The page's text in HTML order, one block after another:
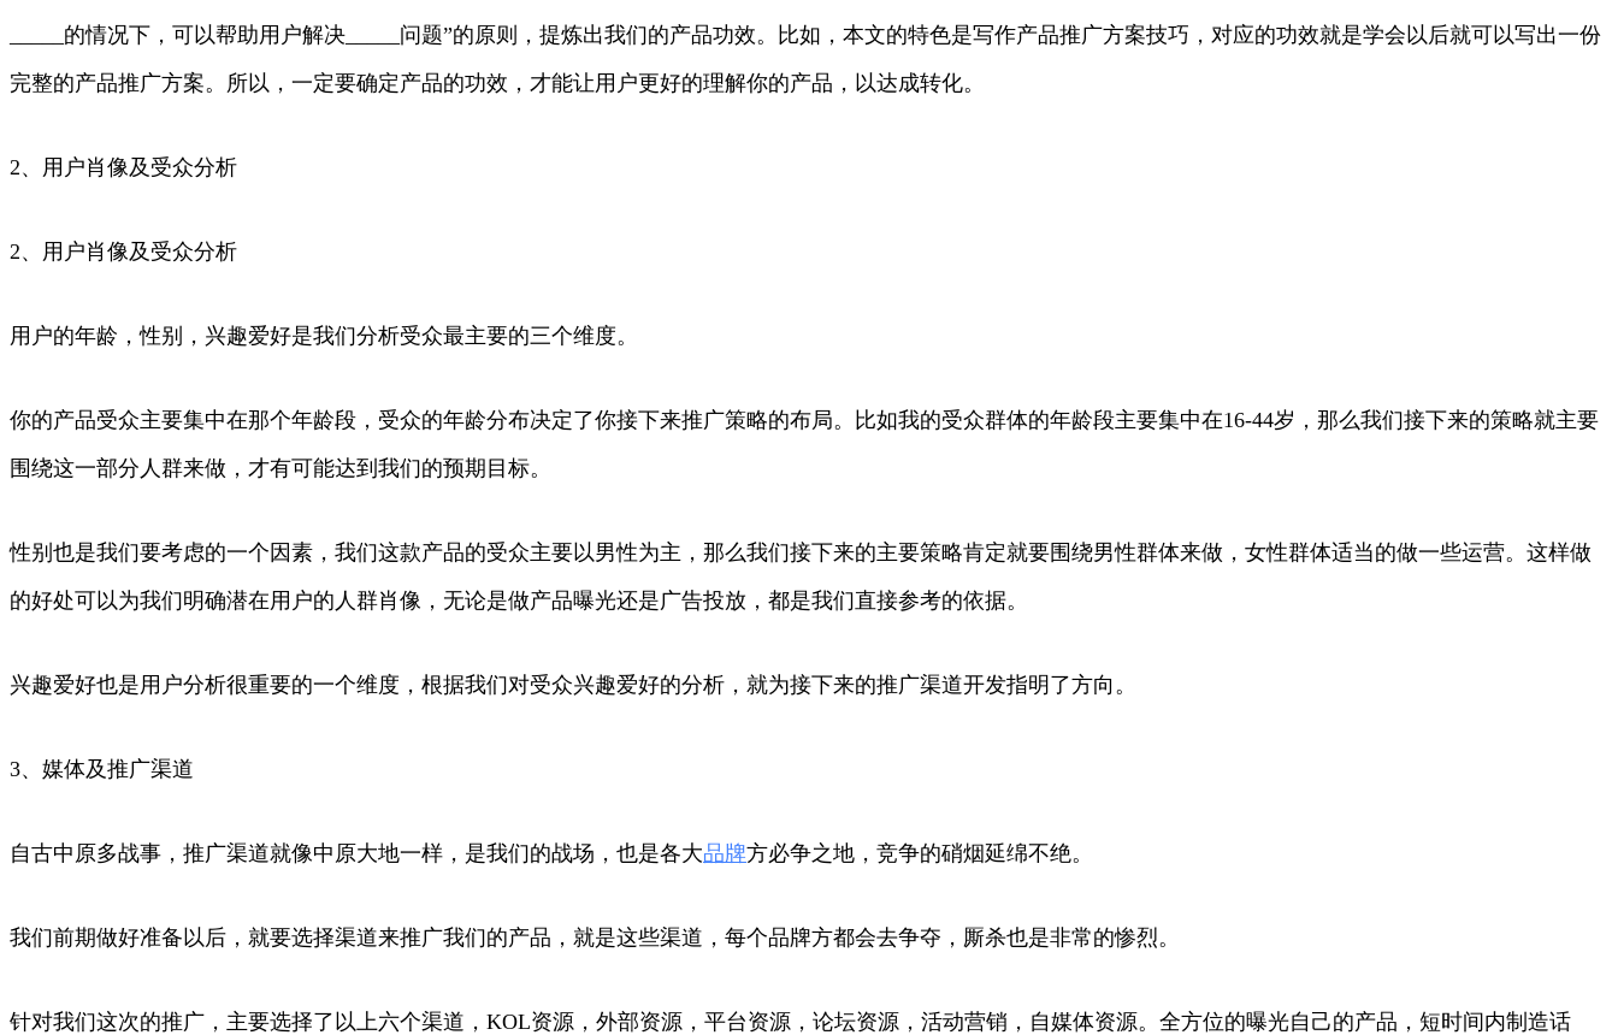
_____的情况下，可以帮助用户解决_____问题”的原则，提炼出我们的产品功效。比如，本文的特色是写作产品推广方案技巧，对应的功效就是学会以后就可以写出一份
完整的产品推广方案。所以，一定要确定产品的功效，才能让用户更好的理解你的产品，以达成转化。
2、用户肖像及受众分析
2、用户肖像及受众分析
用户的年龄，性别，兴趣爱好是我们分析受众最主要的三个维度。
你的产品受众主要集中在那个年龄段，受众的年龄分布决定了你接下来推广策略的布局。比如我的受众群体的年龄段主要集中在16-44岁，那么我们接下来的策略就主要
围绕这一部分人群来做，才有可能达到我们的预期目标。
性别也是我们要考虑的一个因素，我们这款产品的受众主要以男性为主，那么我们接下来的主要策略肯定就要围绕男性群体来做，女性群体适当的做一些运营。这样做
的好处可以为我们明确潜在用户的人群肖像，无论是做产品曝光还是广告投放，都是我们直接参考的依据。
兴趣爱好也是用户分析很重要的一个维度，根据我们对受众兴趣爱好的分析，就为接下来的推广渠道开发指明了方向。
3、媒体及推广渠道
自古中原多战事，推广渠道就像中原大地一样，是我们的战场，也是各大品牌方必争之地，竞争的硝烟延绵不绝。
我们前期做好准备以后，就要选择渠道来推广我们的产品，就是这些渠道，每个品牌方都会去争夺，厮杀也是非常的惨烈。
针对我们这次的推广，主要选择了以上六个渠道，KOL资源，外部资源，平台资源，论坛资源，活动营销，自媒体资源。全方位的曝光自己的产品，短时间内制造话